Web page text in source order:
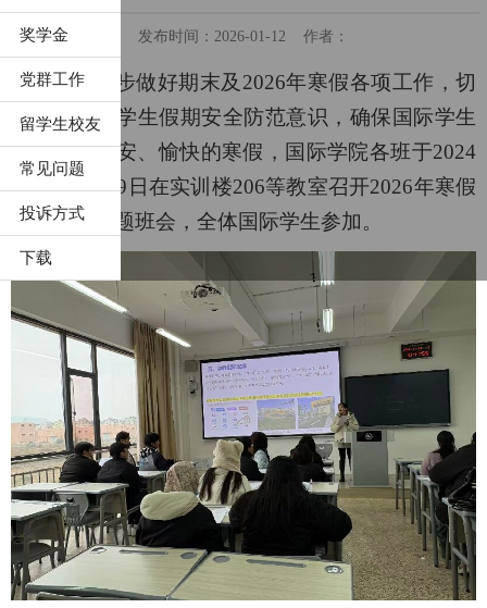
奖学金
党群工作
留学生校友
常见问题
投诉方式
下载
发布时间：2026-01-12 作者：
为进一步做好期末及 2026年寒假各项工作，切
实提升国际学生假期安全防范意识，确保国际学生
度过一个平安、愉快的寒假，国际学院各班于2024
年1月4日至9日在实训楼206等教室召开2026年寒假
安全教育主题班会 ， 全体 国际学生参加。